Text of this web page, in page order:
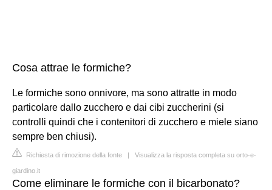
Cosa attrae le formiche?
Le formiche sono onnivore, ma sono attratte in modo
particolare dallo zucchero e dai cibi zuccherini (si
controlli quindi che i contenitori di zucchero e miele siano
sempre ben chiusi).
Richiesta di rimozione della fonte | Visualizza la risposta completa su orto-e-
giardino.it
Come eliminare le formiche con il bicarbonato?